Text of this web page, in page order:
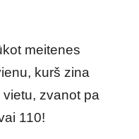
meitenes
kurš zina
zvanot pa
110!